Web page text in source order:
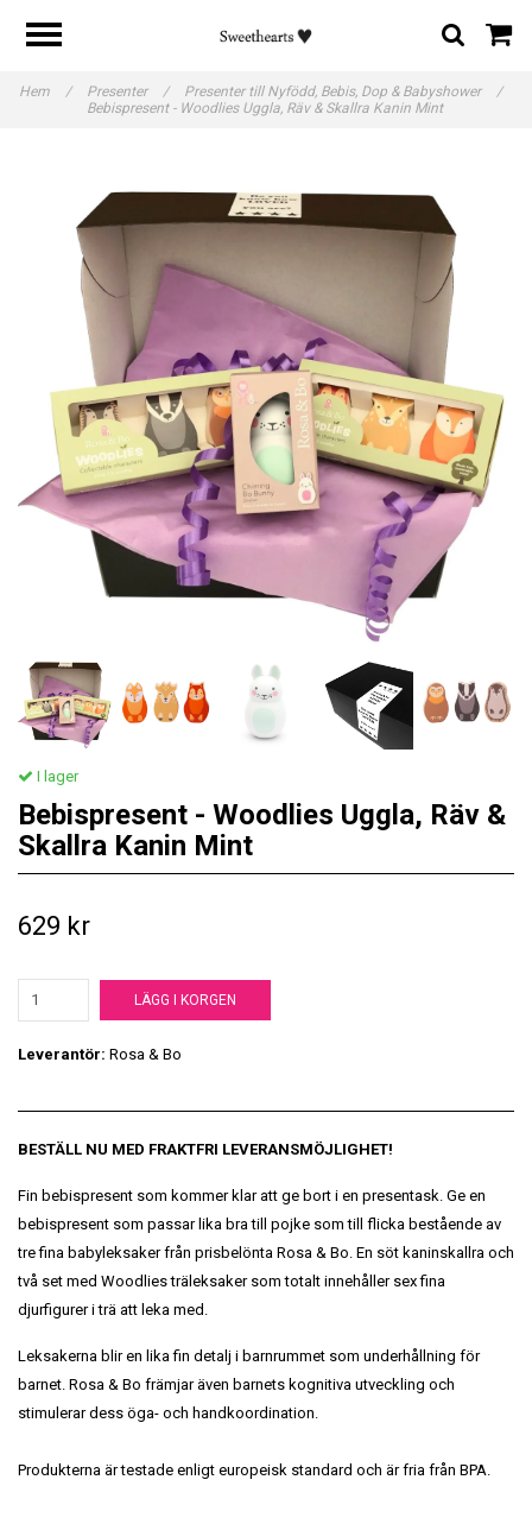
Hem / Presenter / Presenter till Nyfödd, Bebis, Dop & Babyshower
/
Bebispresent - Woodlies Uggla, Räv & Skallra Kanin Mint
I lager
Bebispresent - Woodlies Uggla, Räv &
Skallra Kanin Mint
629 kr
LÄGG I KORGEN
Leverantör: Rosa & Bo
BESTÄLL NU MED FRAKTFRI LEVERANSMÖJLIGHET!
Fin bebispresent som kommer klar att ge bort i en presentask. Ge en
bebispresent som passar lika bra till pojke som till flicka bestående av
tre fina babyleksaker från prisbelönta Rosa & Bo. En söt kaninskallra och
två set med Woodlies träleksaker som totalt innehåller sex fina
djurfigurer i trä att leka med.
Leksakerna blir en lika fin detalj i barnrummet som underhållning för
barnet. Rosa & Bo främjar även barnets kognitiva utveckling och
stimulerar dess öga- och handkoordination.
Produkterna är testade enligt europeisk standard och är fria från BPA.